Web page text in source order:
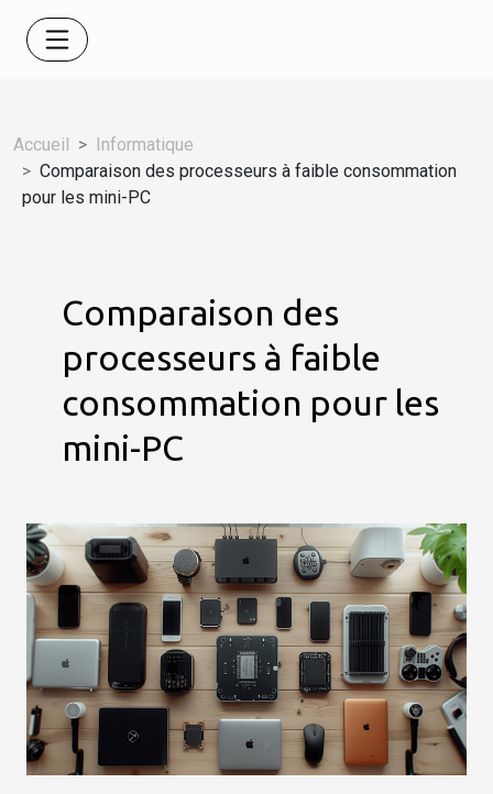
Accueil
Informatique
Comparaison des processeurs à faible consommation
pour les mini-PC
Comparaison des
processeurs à faible
consommation pour les
mini-PC